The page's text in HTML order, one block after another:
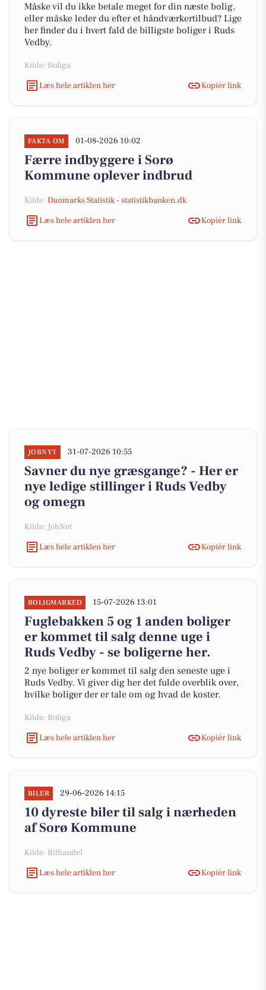
Måske vil du ikke betale meget for din næste bolig,
eller måske leder du efter et håndværkertilbud? Lige
her finder du i hvert fald de billigste boliger i Ruds
Vedby.
Kilde: Boliga
Læs hele artiklen her
Kopiér link
FAKTA OM 01-08-2026 10:02
Færre indbyggere i Sorø
Kommune oplever indbrud
Kilde: Danmarks Statistik - statistikbanken.dk
Læs hele artiklen her
Kopiér link
JOBNYT 31-07-2026 10:55
Savner du nye græsgange? - Her er
nye ledige stillinger i Ruds Vedby
og omegn
Kilde: JobNet
Læs hele artiklen her
Kopiér link
BOLIGMARKED 15-07-2026 13:01
Fuglebakken 5 og 1 anden boliger
er kommet til salg denne uge i
Ruds Vedby - se boligerne her.
2 nye boliger er kommet til salg den seneste uge i
Ruds Vedby. Vi giver dig her det fulde overblik over,
hvilke boliger der er tale om og hvad de koster.
Kilde: Boliga
Læs hele artiklen her
Kopiér link
BILER 29-06-2026 14:15
10 dyreste biler til salg i nærheden
af Sorø Kommune
Kilde: Bilhandel
Læs hele artiklen her
Kopiér link